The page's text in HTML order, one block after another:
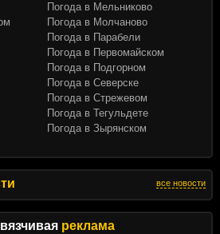
все новости
реклама
Погода в Мельниково
Погода в Молчаново
Погода в Парабели
Погода в Первомайском
Погода в Подгорном
Погода в Северске
Погода в Стрежевом
Погода в Тегульдете
Погода в Зырянском